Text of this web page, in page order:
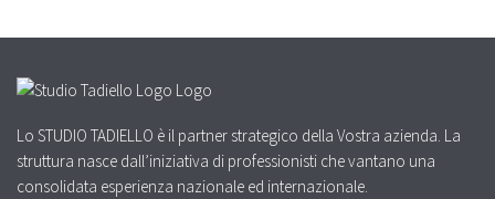
Lo STUDIO TADIELLO è il partner strategico della Vostra azienda. La
struttura nasce dall’iniziativa di professionisti che vantano una
consolidata esperienza nazionale ed internazionale.